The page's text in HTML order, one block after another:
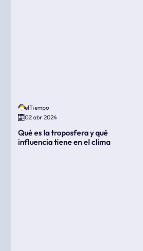
elTiempo
02 abr 2024
Qué es la troposfera y qué
influencia tiene en el clima